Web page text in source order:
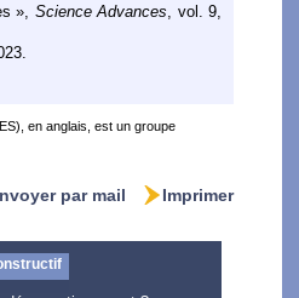
», Science Advances , vol. 9,
en anglais, est un groupe
Imprimer
par mail